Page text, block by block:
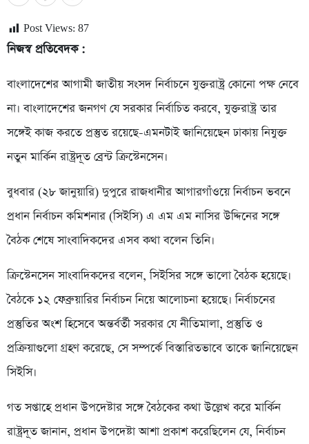
Post Views: 87
নিজস্ব প্রতিবেদক :
বাংলাদেশের আগামী জাতীয় সংসদ নির্বাচনে যুক্তরাষ্ট্র কোনো পক্ষ নেবে
না। বাংলাদেশের জনগণ যে সরকার নির্বাচিত করবে, যুক্তরাষ্ট্র তার
সঙ্গেই কাজ করতে প্রস্তুত রয়েছে-এমনটাই জানিয়েছেন ঢাকায় নিযুক্ত
নতুন মার্কিন রাষ্ট্রদূত ব্রেন্ট ক্রিস্টেনসেন।
বুধবার (২৮ জানুয়ারি) দুপুরে রাজধানীর আগারগাঁওয়ে নির্বাচন ভবনে
প্রধান নির্বাচন কমিশনার (সিইসি) এ এম এম নাসির উদ্দিনের সঙ্গে
বৈঠক শেষে সাংবাদিকদের এসব কথা বলেন তিনি।
ক্রিস্টেনসেন সাংবাদিকদের বলেন, সিইসির সঙ্গে ভালো বৈঠক হয়েছে।
বৈঠকে ১২ ফেব্রুয়ারির নির্বাচন নিয়ে আলোচনা হয়েছে। নির্বাচনের
প্রস্তুতির অংশ হিসেবে অন্তর্বর্তী সরকার যে নীতিমালা, প্রস্তুতি ও
প্রক্রিয়াগুলো গ্রহণ করেছে, সে সম্পর্কে বিস্তারিতভাবে তাকে জানিয়েছেন
সিইসি।
গত সপ্তাহে প্রধান উপদেষ্টার সঙ্গে বৈঠকের কথা উল্লেখ করে মার্কিন
রাষ্ট্রদূত জানান, প্রধান উপদেষ্টা আশা প্রকাশ করেছিলেন যে, নির্বাচন